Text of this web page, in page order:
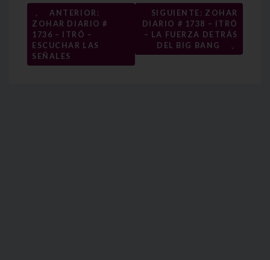
Navegación
de
entradas
←
ANTERIOR:
ZOHAR DIARIO #
1736 – ITRÓ –
ESCUCHAR LAS
SEÑALES
SIGUIENTE: ZOHAR
DIARIO # 1738 – ITRÓ
– LA FUERZA DETRÁS
DEL BIG BANG
→